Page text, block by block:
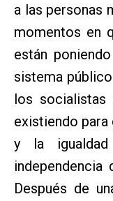
a las personas
momentos en
están
sistema
los socialistas
existiendo
y la
Después de